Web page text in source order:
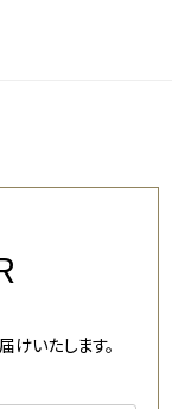
いたします。